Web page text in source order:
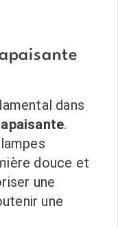
dans
.
douce et
une
une